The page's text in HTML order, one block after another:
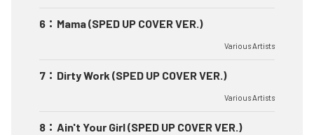
6 ： Mama (SPED UP COVER VER.)
Various Artists
7 ： Dirty Work (SPED UP COVER VER.)
Various Artists
8 ： Ain't Your Girl (SPED UP COVER VER.)